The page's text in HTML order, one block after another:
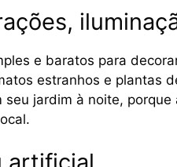
e baratos para
estranhos e plantas
jardim à noite,